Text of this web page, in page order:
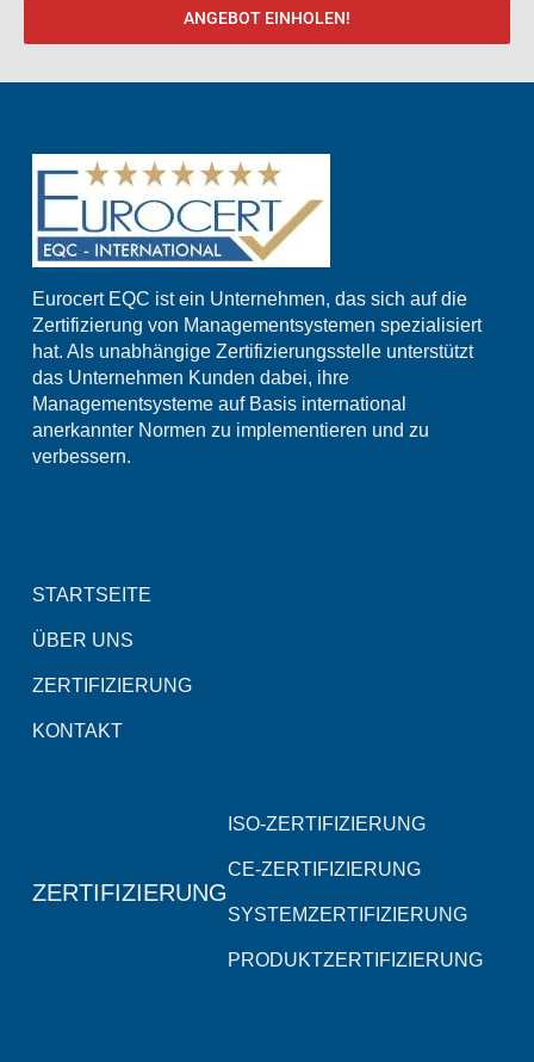
ANGEBOT EINHOLEN!
Eurocert EQC ist ein Unternehmen, das sich auf die
Zertifizierung von Managementsystemen spezialisiert
hat. Als unabhängige Zertifizierungsstelle unterstützt
das Unternehmen Kunden dabei, ihre
Managementsysteme auf Basis international
anerkannter Normen zu implementieren und zu
verbessern.
STARTSEITE
ÜBER UNS
ZERTIFIZIERUNG
KONTAKT
ZERTIFIZIERUNG
ISO-ZERTIFIZIERUNG
CE-ZERTIFIZIERUNG
SYSTEMZERTIFIZIERUNG
PRODUKTZERTIFIZIERUNG